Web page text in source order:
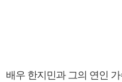
배우 한지민과 그의 연인